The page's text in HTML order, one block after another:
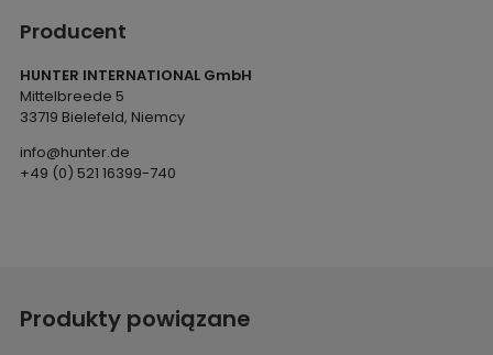
Producent
HUNTER INTERNATIONAL GmbH
Mittelbreede 5
33719 Bielefeld, Niemcy
info@hunter.de
+49 (0) 521 16399-740
Produkty powiązane